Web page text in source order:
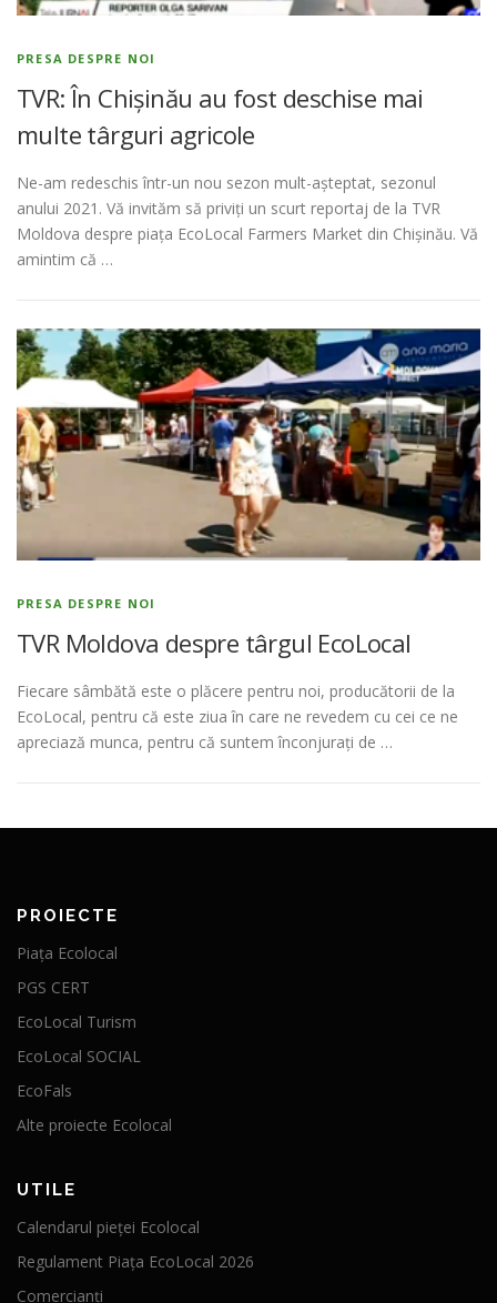
PRESA DESPRE NOI
TVR: În Chişinău au fost deschise mai
multe târguri agricole
Ne-am redeschis într-un nou sezon mult-așteptat, sezonul
anului 2021. Vă invităm să priviți un scurt reportaj de la TVR
Moldova despre piața EcoLocal Farmers Market din Chișinău. Vă
amintim că …
PRESA DESPRE NOI
TVR Moldova despre târgul EcoLocal
Fiecare sâmbătă este o plăcere pentru noi, producătorii de la
EcoLocal, pentru că este ziua în care ne revedem cu cei ce ne
apreciază munca, pentru că suntem înconjurați de …
PROIECTE
Piața Ecolocal
PGS CERT
EcoLocal Turism
EcoLocal SOCIAL
EcoFals
Alte proiecte Ecolocal
UTILE
Calendarul pieței Ecolocal
Regulament Piața EcoLocal 2026
Comercianți